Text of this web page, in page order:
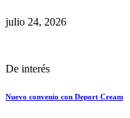
julio 24, 2026
De interés
Nuevo convenio con Deport Cream